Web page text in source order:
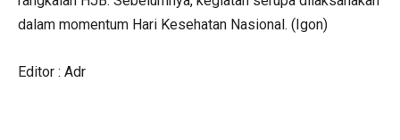
dalam momentum Hari Kesehatan Nasional. (Igon)
Editor : Adr